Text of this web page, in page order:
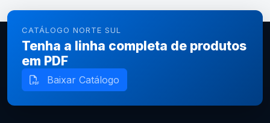
CATÁLOGO NORTE SUL
Tenha a linha completa de produtos
em PDF
Baixar Catálogo